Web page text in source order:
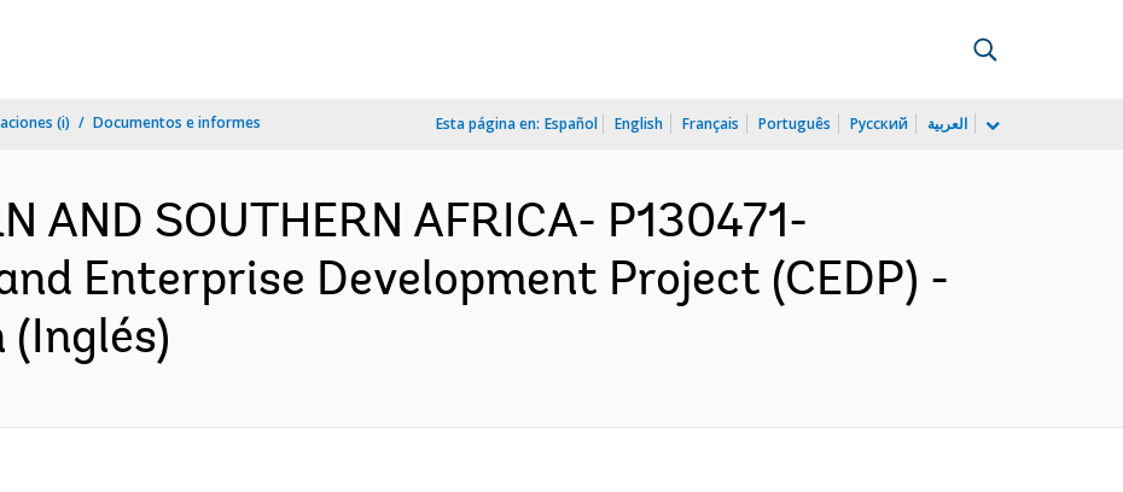
(i) Documentos e informes Esta página en: Español English Français Português Русский العربية
AND SOUTHERN AFRICA- P130471-
Enterprise Development Project (CEDP) -
(Inglés)